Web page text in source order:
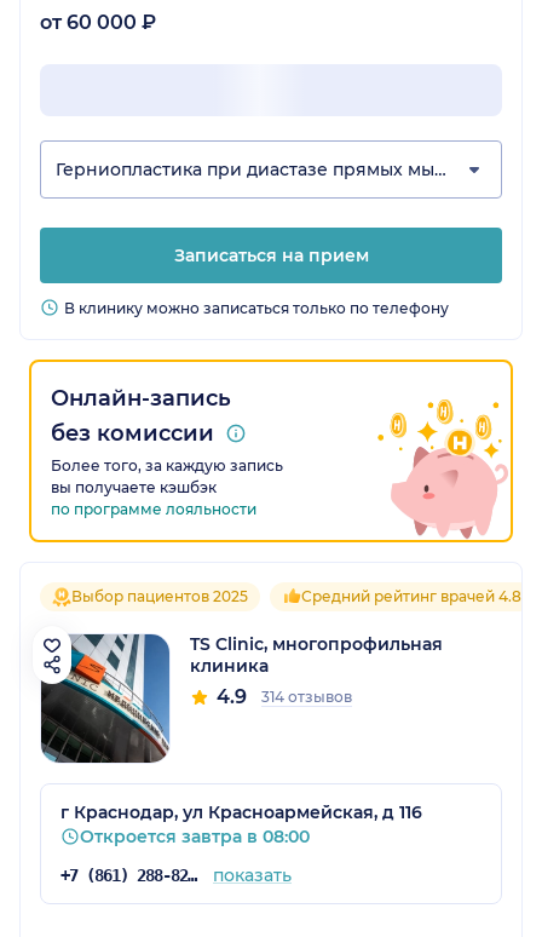
от 60 000 ₽
Герниопластика при диастазе прямых мышц живота
Записаться на прием
В клинику можно записаться только по телефону
Онлайн-запись
без комиссии
Более того, за каждую запись
вы получаете кэшбэк
по программе лояльности
Выбор пациентов 2025 Средний рейтинг врачей 4.8
TS Clinic, многопрофильная
клиника
4.9 314 отзывов
г Краснодар, ул Красноармейская, д 116
Откроется завтра в 08:00
+7 (861) 288-82-71 показать